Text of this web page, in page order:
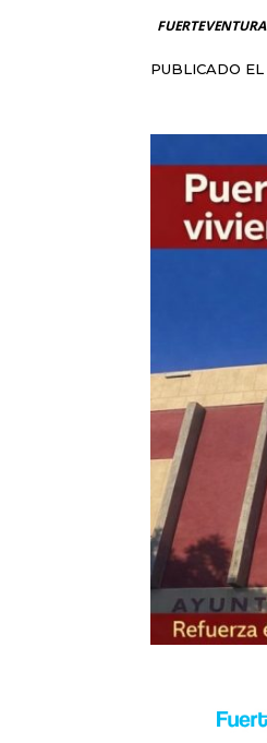
FUERTEVENTURA
PUBLICADO EL